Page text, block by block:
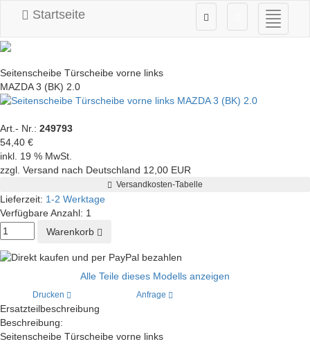
ein-/
Startseite
Seitenscheibe Türscheibe vorne links
MAZDA 3 (BK) 2.0
Art.- Nr.: 249793
54,40 €
inkl. 19 % MwSt.
zzgl. Versand nach Deutschland 12,00 EUR
Versandkosten-Tabelle
Lieferzeit: 1-2 Werktage
Verfügbare Anzahl: 1
Warenkorb
Alle Teile dieses Modells anzeigen
Drucken Anfrage
Ersatzteilbeschreibung
Beschreibung:
Seitenscheibe Türscheibe vorne links